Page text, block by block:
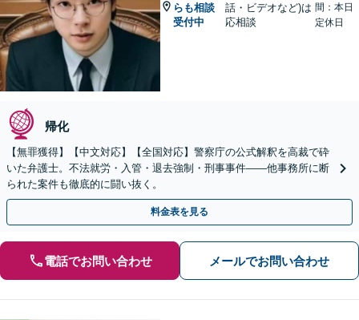
らも相談
受付中
話・ビデオなど)は
応相談
間：本日
定休日
帰化
【無罪獲得】【中文対応】【全国対応】警察庁の公式解釈を高裁で砕
いた弁護士。不法就労・入管・退去強制・刑事事件——他事務所に断
られた案件も徹底的に闘い抜く。
料金表を見る
電話でお問い合わせ メールでお問い合わせ